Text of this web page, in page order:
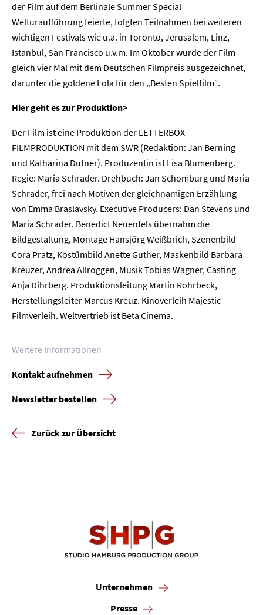
der Film auf dem Berlinale Summer Special
Welturaufführung feierte, folgten Teilnahmen bei weiteren
wichtigen Festivals wie u.a. in Toronto, Jerusalem, Linz,
Istanbul, San Francisco u.v.m. Im Oktober wurde der Film
gleich vier Mal mit dem Deutschen Filmpreis ausgezeichnet,
darunter die goldene Lola für den „Besten Spielfilm“.
Hier geht es zur Produktion>
Der Film ist eine Produktion der LETTERBOX
FILMPRODUKTION mit dem SWR (Redaktion: Jan Berning
und Katharina Dufner). Produzentin ist Lisa Blumenberg.
Regie: Maria Schrader. Drehbuch: Jan Schomburg und Maria
Schrader, frei nach Motiven der gleichnamigen Erzählung
von Emma Braslavsky. Executive Producers: Dan Stevens und
Maria Schrader. Benedict Neuenfels übernahm die
Bildgestaltung, Montage Hansjörg Weißbrich, Szenenbild
Cora Pratz, Kostümbild Anette Guther, Maskenbild Barbara
Kreuzer, Andrea Allroggen, Musik Tobias Wagner, Casting
Anja Dihrberg. Produktionsleitung Martin Rohrbeck,
Herstellungsleiter Marcus Kreuz. Kinoverleih Majestic
Filmverleih. Weltvertrieb ist Beta Cinema.
Weitere Informationen
Kontakt aufnehmen
Newsletter bestellen
Zurück zur Übersicht
Unternehmen
Presse
Unternehmen
Presse
Karriere
Kontakt
Newsletter Datenschutz Impressum